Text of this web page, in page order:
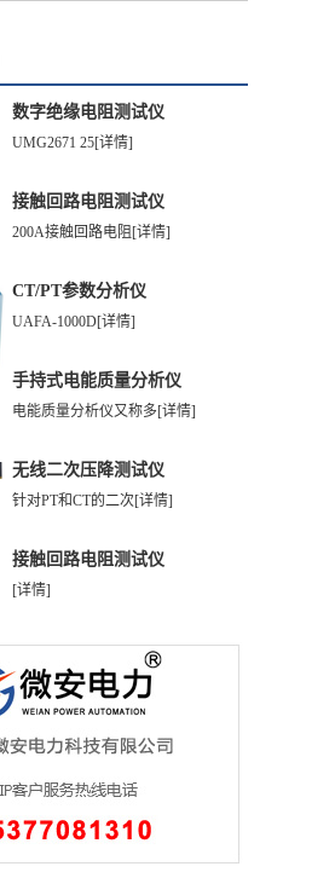
数字绝缘电阻测试仪
UMG2671 25[详情]
接触回路电阻测试仪
200A接触回路电阻 [详情]
CT/PT参数分析仪
UAFA-1000D[详情]
手持式电能质量分析仪
电能质量分析仪又称多[详情]
无线二次压降测试仪
针对PT和CT的二次[详情]
接触回路电阻测试仪
[详情]